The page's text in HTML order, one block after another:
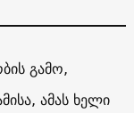
გამო,
ამას ხელი